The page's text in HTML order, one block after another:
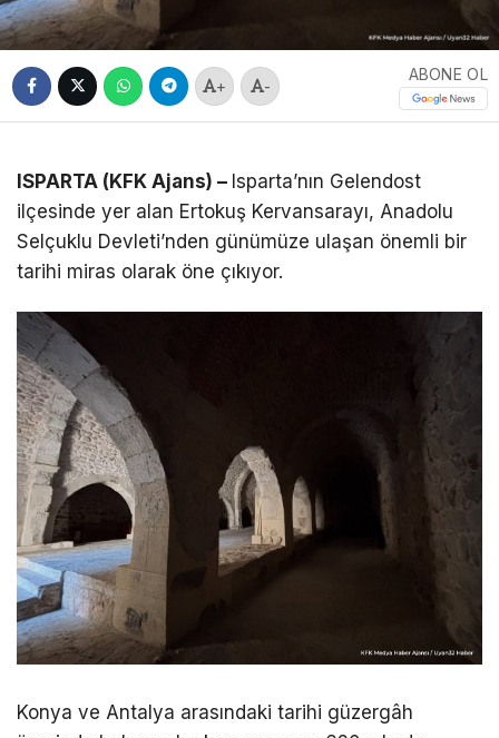
+ -
ABONE OL
ISPARTA (KFK Ajans) – Isparta’nın Gelendost
ilçesinde yer alan Ertokuş Kervansarayı, Anadolu
Selçuklu Devleti’nden günümüze ulaşan önemli bir
tarihi miras olarak öne çıkıyor.
Konya ve Antalya arasındaki tarihi güzergâh